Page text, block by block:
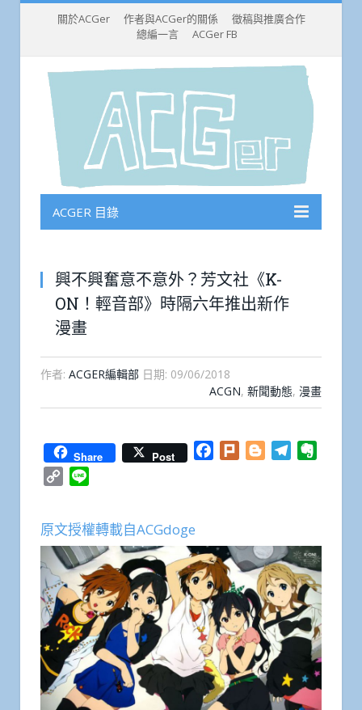
關於ACGer 作者與ACGer的關係
徵稿與推廣合作
總編一言
ACGer FB
ACGER 目錄
興不興奮意不意外？芳文社《K-
ON！輕音部》時隔六年推出新作
漫畫
作者: ACGER編輯部 日期: 09/06/2018
ACGN, 新聞動態, 漫畫
Share Post Facebook
Plurk BloggerTelegram
Copy
原文授權轉載自ACGdoge